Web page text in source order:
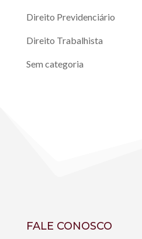
Direito Previdenciário
Direito Trabalhista
Sem categoria
FALE CONOSCO